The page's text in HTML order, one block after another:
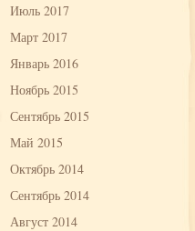
Июль 2017
Март 2017
Январь 2016
Ноябрь 2015
Сентябрь 2015
Май 2015
Октябрь 2014
Сентябрь 2014
Август 2014